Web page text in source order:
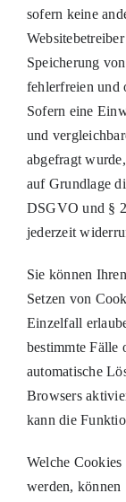
sofern keine
Speicherung
fehlerfreien und
Sofern eine
und
abgefragt
auf Grundlage
DSGVO und §
jederzeit
Sie können
Setzen von
Einzelfall
bestimmte Fälle
automatische
Browsers
kann die
Welche Cookies
werden, können